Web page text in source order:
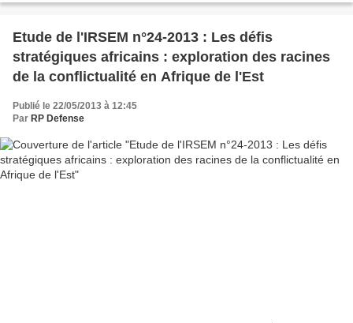
Etude de l'IRSEM n°24-2013 : Les défis
stratégiques africains : exploration des racines
de la conflictualité en Afrique de l'Est
Publié le 22/05/2013 à 12:45
Par RP Defense